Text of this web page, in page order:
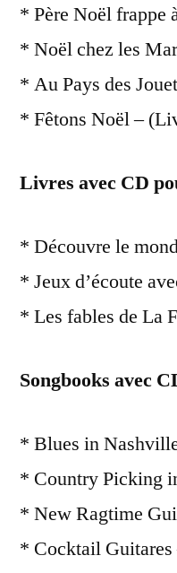
* Père Noël frappe
* Noël chez les
* Au Pays des
* Fêtons Noël –
Livres avec CD
* Découvre le
* Jeux d’écoute
* Les fables de La
Songbooks avec
* Blues in
* Country Picking
* New Ragtime
* Cocktail